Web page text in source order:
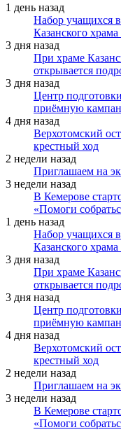
1 день назад
Набор учащихся
Казанского
3 дня назад
При храме
открывается
3 дня назад
Центр
приёмную
4 дня назад
Верхотомский
крестный ход
2 недели назад
Приглашаем на
3 недели назад
В Кемерове
«Помоги
1 день назад
Набор учащихся
Казанского
3 дня назад
При храме
открывается
3 дня назад
Центр
приёмную
4 дня назад
Верхотомский
крестный ход
2 недели назад
Приглашаем на
3 недели назад
В Кемерове
«Помоги